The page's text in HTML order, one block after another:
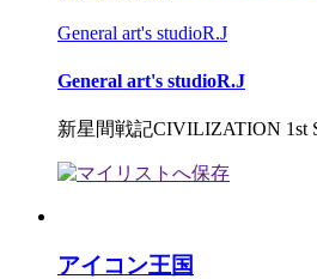
General art's studioR.J
General art's studioR.J
新星間戦記CIVILIZATION 1st
アイコン王国